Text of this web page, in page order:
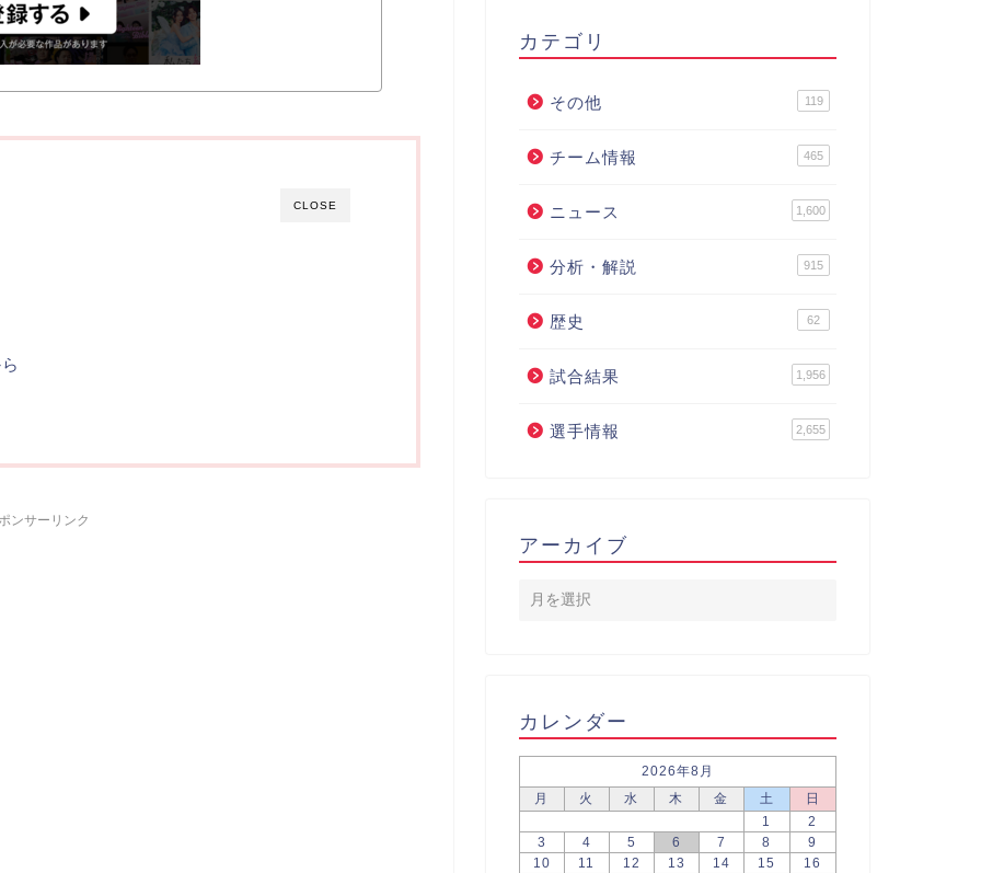
CLOSE
ンサーリンク
カテゴリ
その他 119
チーム情報 465
ニュース 1,600
分析・解説 915
歴史 62
試合結果 1,956
選手情報 2,655
アーカイブ
カレンダー
2026年8月
月
火 水 木 金 土
日
1
2
3
4 5 6 7 8
9
10
11 12 13 14 15
16